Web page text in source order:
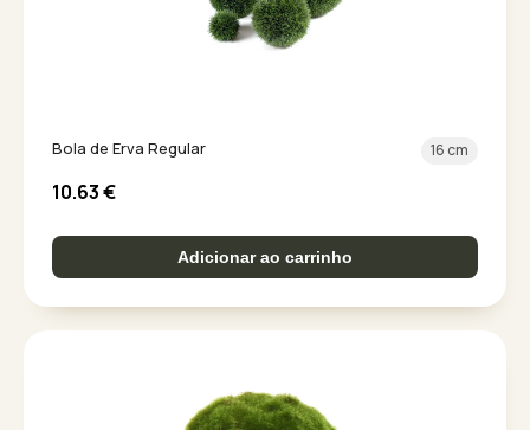
Bola de Erva Regular 16 cm
10.63€
Adicionar ao carrinho